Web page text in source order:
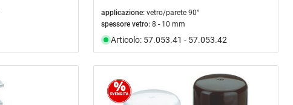
applicazione: vetro/parete 90°
spessore vetro: 8 - 10 mm
Articolo: 57.053.41 - 57.053.42